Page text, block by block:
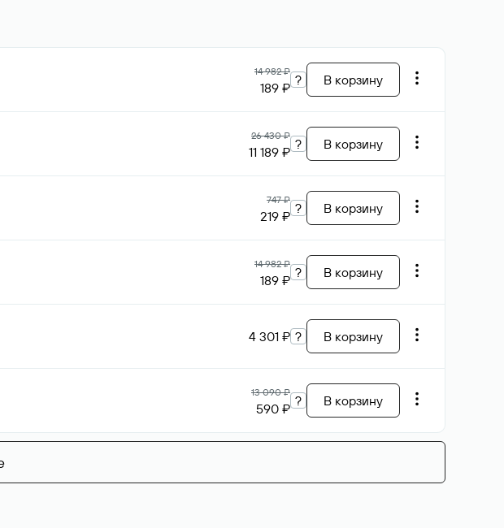
14 982 ₽
189 ₽ ? В корзину
26 430 ₽
11 189 ₽ ? В корзину
747 ₽
219 ₽ ? В корзину
14 982 ₽
189 ₽ ? В корзину
4 301 ₽ ? В корзину
13 090 ₽
590 ₽ ? В корзину